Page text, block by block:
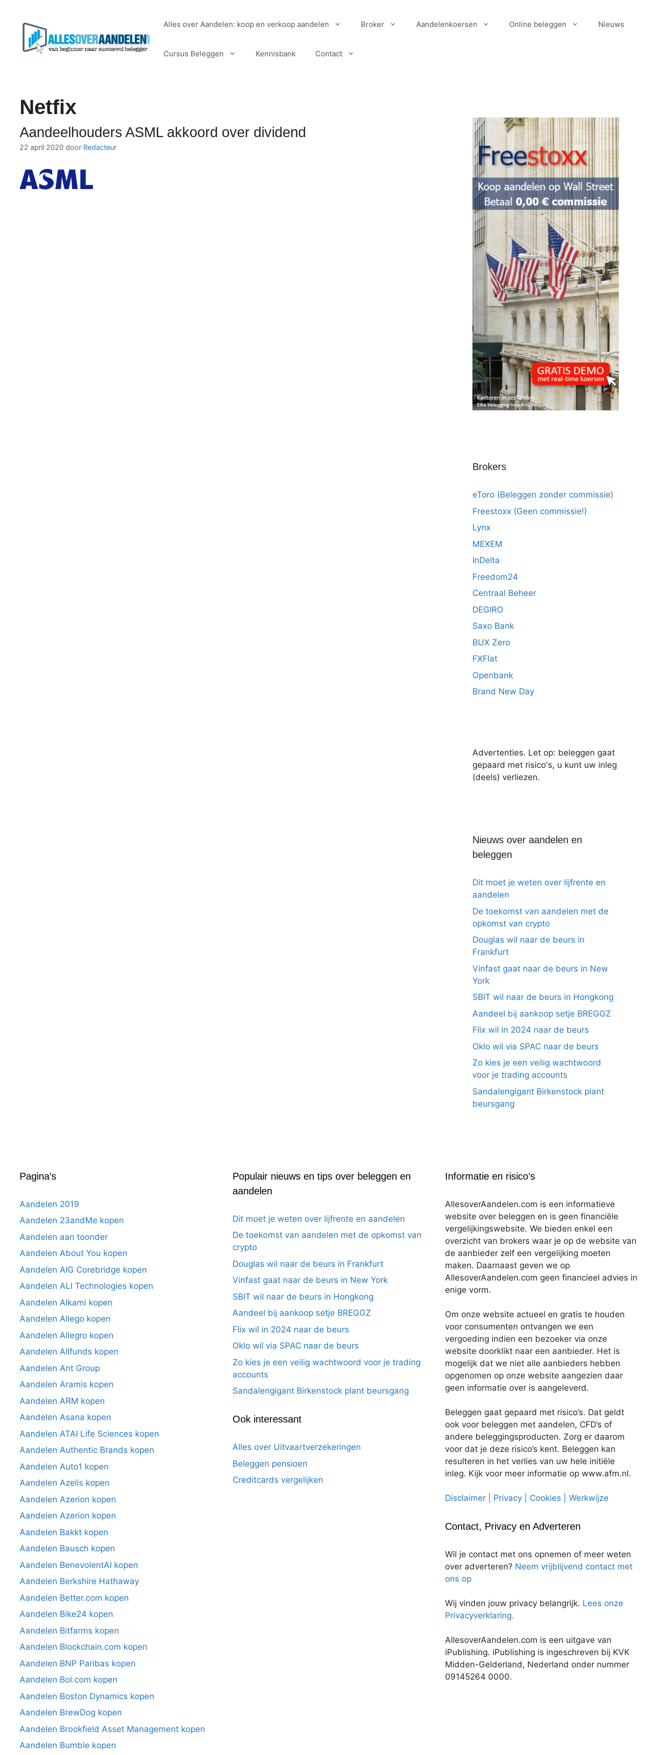
Alles over Aandelen: koop en verkoop aandelen Broker Aandelenkoersen Online beleggen Nieuws
Cursus Beleggen Kennisbank Contact
Netfix
Aandeelhouders ASML akkoord over dividend
22 april 2020 door Redacteur
Brokers
eToro (Beleggen zonder commissie)
Freestoxx (Geen commissie!)
Lynx
MEXEM
InDelta
Freedom24
Centraal Beheer
DEGIRO
Saxo Bank
BUX Zero
FXFlat
Openbank
Brand New Day
Advertenties. Let op: beleggen gaat
gepaard met risico's, u kunt uw inleg
(deels) verliezen.
Nieuws over aandelen en
beleggen
Dit moet je weten over lijfrente en
aandelen
De toekomst van aandelen met de
opkomst van crypto
Douglas wil naar de beurs in
Frankfurt
Vinfast gaat naar de beurs in New
York
SBIT wil naar de beurs in Hongkong
Aandeel bij aankoop setje BREGGZ
Flix wil in 2024 naar de beurs
Oklo wil via SPAC naar de beurs
Zo kies je een veilig wachtwoord
voor je trading accounts
Sandalengigant Birkenstock plant
beursgang
Pagina’s
Aandelen 2019
Aandelen 23andMe kopen
Aandelen aan toonder
Aandelen About You kopen
Aandelen AIG Corebridge kopen
Aandelen ALI Technologies kopen
Aandelen Alkami kopen
Aandelen Allego kopen
Aandelen Allegro kopen
Aandelen Allfunds kopen
Aandelen Ant Group
Aandelen Aramis kopen
Aandelen ARM kopen
Aandelen Asana kopen
Aandelen ATAI Life Sciences kopen
Aandelen Authentic Brands kopen
Aandelen Auto1 kopen
Aandelen Azelis kopen
Aandelen Azerion kopen
Aandelen Azerion kopen
Aandelen Bakkt kopen
Aandelen Bausch kopen
Aandelen BenevolentAI kopen
Aandelen Berkshire Hathaway
Aandelen Better.com kopen
Aandelen Bike24 kopen
Aandelen Bitfarms kopen
Aandelen Blockchain.com kopen
Aandelen BNP Paribas kopen
Aandelen Bol.com kopen
Aandelen Boston Dynamics kopen
Aandelen BrewDog kopen
Aandelen Brookfield Asset Management kopen
Aandelen Bumble kopen
Populair nieuws en tips over beleggen en
aandelen
Dit moet je weten over lijfrente en aandelen
De toekomst van aandelen met de opkomst van
crypto
Douglas wil naar de beurs in Frankfurt
Vinfast gaat naar de beurs in New York
SBIT wil naar de beurs in Hongkong
Aandeel bij aankoop setje BREGGZ
Flix wil in 2024 naar de beurs
Oklo wil via SPAC naar de beurs
Zo kies je een veilig wachtwoord voor je trading
accounts
Sandalengigant Birkenstock plant beursgang
Ook interessant
Alles over Uitvaartverzekeringen
Beleggen pensioen
Creditcards vergelijken
Informatie en risico’s
AllesoverAandelen.com is een informatieve
website over beleggen en is geen financiële
vergelijkingswebsite. We bieden enkel een
overzicht van brokers waar je op de website van
de aanbieder zelf een vergelijking moeten
maken. Daarnaast geven we op
AllesoverAandelen.com geen financieel advies in
enige vorm.
Om onze website actueel en gratis te houden
voor consumenten ontvangen we een
vergoeding indien een bezoeker via onze
website doorklikt naar een aanbieder. Het is
mogelijk dat we niet alle aanbieders hebben
opgenomen op onze website aangezien daar
geen informatie over is aangeleverd.
Beleggen gaat gepaard met risico’s. Dat geldt
ook voor beleggen met aandelen, CFD’s of
andere beleggingsproducten. Zorg er daarom
voor dat je deze risico’s kent. Beleggen kan
resulteren in het verlies van uw hele initiële
inleg. Kijk voor meer informatie op www.afm.nl.
Disclaimer | Privacy | Cookies | Werkwijze
Contact, Privacy en Adverteren
Wil je contact met ons opnemen of meer weten
over adverteren? Neem vrijblijvend contact met
ons op
Wij vinden jouw privacy belangrijk. Lees onze
Privacyverklaring.
AllesoverAandelen.com is een uitgave van
iPublishing. iPublishing is ingeschreven bij KVK
Midden-Gelderland, Nederland onder nummer
09145264 0000.